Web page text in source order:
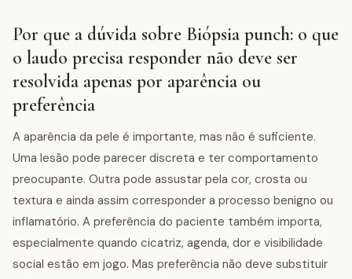
Por que a dúvida sobre Biópsia punch: o que
o laudo precisa responder não deve ser
resolvida apenas por aparência ou
preferência
A aparência da pele é importante, mas não é suficiente.
Uma lesão pode parecer discreta e ter comportamento
preocupante. Outra pode assustar pela cor, crosta ou
textura e ainda assim corresponder a processo benigno ou
inflamatório. A preferência do paciente também importa,
especialmente quando cicatriz, agenda, dor e visibilidade
social estão em jogo. Mas preferência não deve substituir